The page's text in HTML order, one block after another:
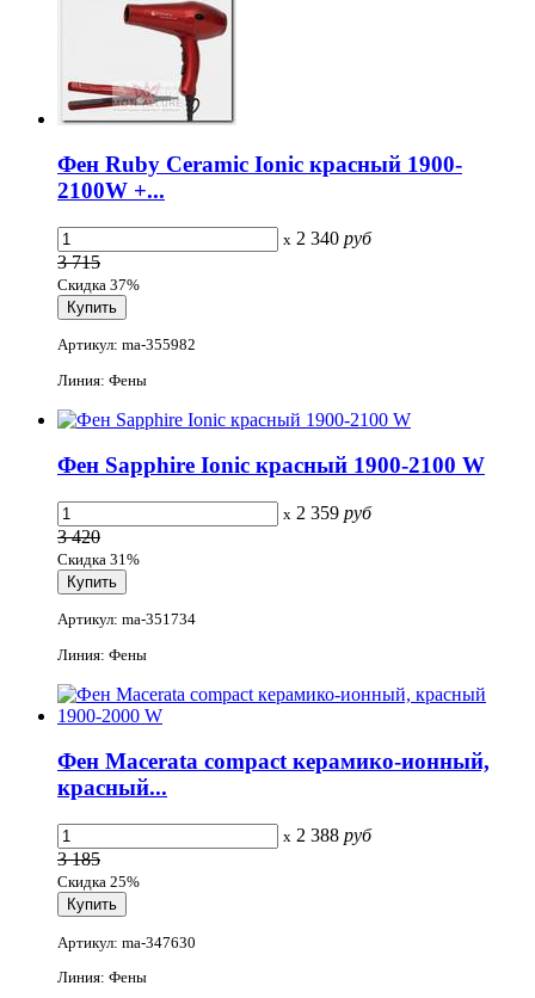
Фен Ruby Ceramic Ionic красный 1900-
2100W +...
x 2 340 руб
3 715
Скидка 37%
Артикул: ma-355982
Линия: Фены
Фен Sapphire Ionic красный 1900-2100 W
x 2 359 руб
3 420
Скидка 31%
Артикул: ma-351734
Линия: Фены
Фен Macerata compact керамико-ионный,
красный...
x 2 388 руб
3 185
Скидка 25%
Артикул: ma-347630
Линия: Фены